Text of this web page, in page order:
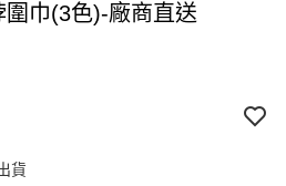
巾(3色)-廠商直送
貨